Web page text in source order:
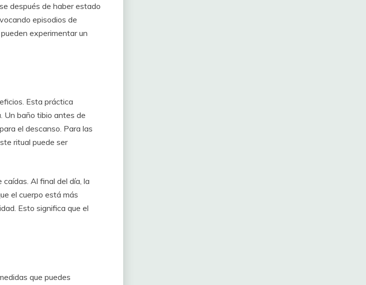
después de haber estado
episodios de
experimentar un
Esta práctica
Un baño tibio antes de
el descanso. Para las
ritual puede ser
Al final del día, la
el cuerpo está más
Esto significa que el
que puedes